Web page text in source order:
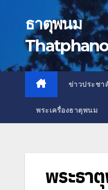
contentธาตุพนม
ข่าวประชา
พระเครื่องธาตุพนม
พระธา